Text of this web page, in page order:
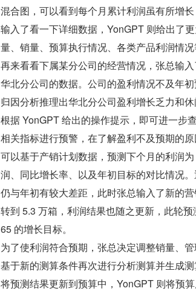
混合图，可以看到每个月累计利润虽有所增
输入了看一下详细数据，YonGPT 则给出了
量、销量、预算执行情况、各类产品利润情况
再来看看下属某分公司的经营情况，张总输
华北分公司的数据。公司的盈利情况不及年
归因分析推理出华北分公司盈利增长乏力和
根据 YonGPT 给出的操作提示，即可进一步
相关指标进行预警，在了解盈利不及预期的
可以基于产销计划数据，预测下个月的利润
润、同比增长率、以及年初目标的对比情况
仍与年初有较大差距，此时张总输入了新的
转到 5.3 万箱，利润结果也随之更新，此轮
65 的增长目标。
为了使利润符合预期，张总决定调整销量、
基于新的测算条件再次进行分析测算并生成
将预测结果更新到预算中，YonGPT 则将预